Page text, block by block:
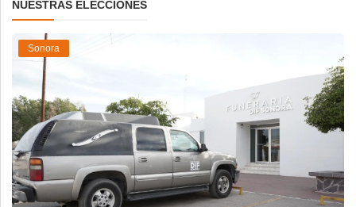
NUESTRAS ELECCIONES
Sonora